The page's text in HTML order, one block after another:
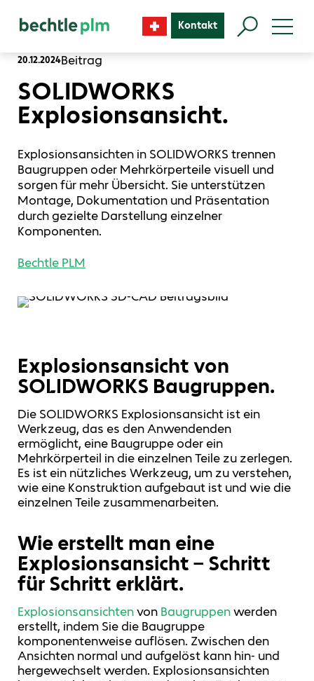
Kontakt
20.12.2024Beitrag
SOLIDWORKS
Explosionsansicht.
Explosionsansichten in SOLIDWORKS trennen
Baugruppen oder Mehrkörperteile visuell und
sorgen für mehr Übersicht. Sie unterstützen
Montage, Dokumentation und Präsentation
durch gezielte Darstellung einzelner
Komponenten.
Bechtle PLM
Explosionsansicht von
SOLIDWORKS Baugruppen.
Die SOLIDWORKS Explosionsansicht ist ein
Werkzeug, das es den Anwendenden
ermöglicht, eine Baugruppe oder ein
Mehrkörperteil in die einzelnen Teile zu zerlegen.
Es ist ein nützliches Werkzeug, um zu verstehen,
wie eine Konstruktion aufgebaut ist und wie die
einzelnen Teile zusammenarbeiten.
Wie erstellt man eine
Explosionsansicht – Schritt
für Schritt erklärt.
Explosionsansichtenvon Baugruppenwerden
erstellt, indem Sie die Baugruppe
komponentenweise auflösen. Zwischen den
Ansichten normal und aufgelöst kann hin- und
hergewechselt werden. Explosionsansichten